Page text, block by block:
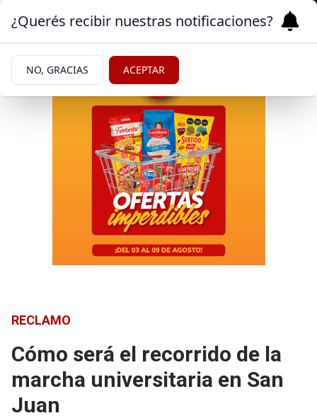
RECLAMO
Cómo será el recorrido de la
marcha universitaria en San
Juan
¿Querés recibir nuestras notificaciones?
NO, GRACIAS ACEPTAR